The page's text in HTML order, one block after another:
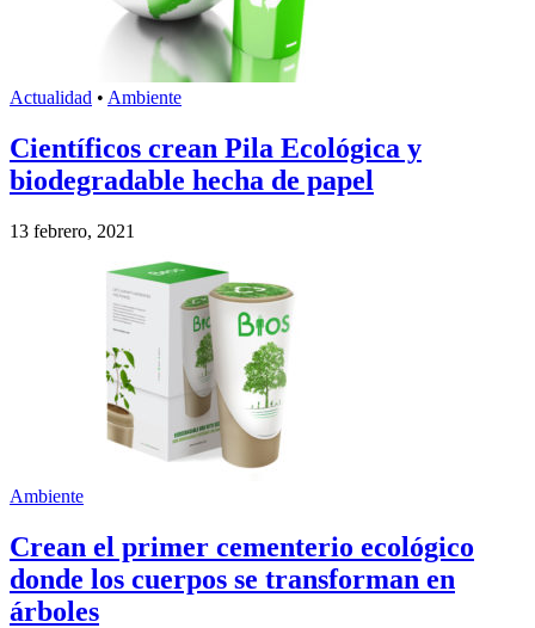
Actualidad • Ambiente
Científicos crean Pila Ecológica y
biodegradable hecha de papel
13 febrero, 2021
Ambiente
Crean el primer cementerio ecológico
donde los cuerpos se transforman en
árboles